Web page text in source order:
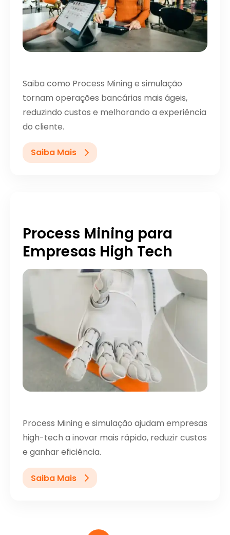
Saiba como Process Mining e simulação
tornam operações bancárias mais ágeis,
reduzindo custos e melhorando a experiência
do cliente.
Saiba Mais
Process Mining para
Empresas High Tech
Process Mining e simulação ajudam empresas
high-tech a inovar mais rápido, reduzir custos
e ganhar eficiência.
Saiba Mais